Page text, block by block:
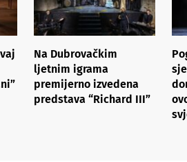
Na Dubrovačkim
ljetnim igrama
premijerno izvedena
predstava “Richard III”